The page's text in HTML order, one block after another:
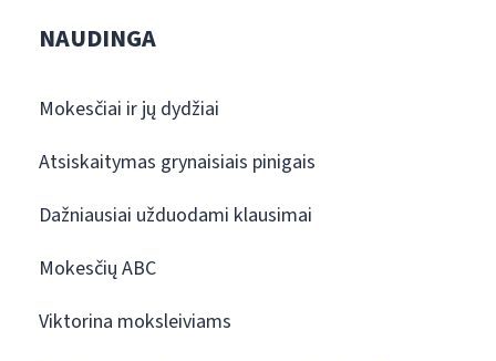
NAUDINGA
Mokesčiai ir jų dydžiai
Atsiskaitymas grynaisiais pinigais
Dažniausiai užduodami klausimai
Mokesčių ABC
Viktorina moksleiviams